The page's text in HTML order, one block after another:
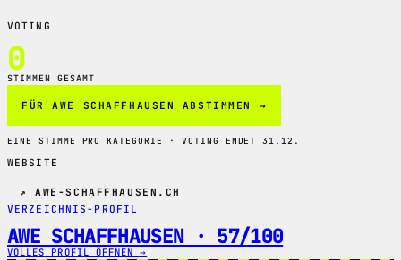
VOTING
0
STIMMEN GESAMT
FÜR AWE SCHAFFHAUSEN ABSTIMMEN →
EINE STIMME PRO KATEGORIE · VOTING ENDET 31.12.
WEBSITE
↗ AWE-SCHAFFHAUSEN.CH
VERZEICHNIS-PROFIL
AWE SCHAFFHAUSEN · 57/100
VOLLES PROFIL ÖFFNEN →